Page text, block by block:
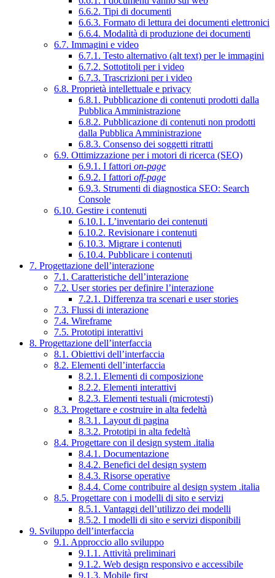
6.6.2. Tipi di documenti
6.6.3. Formato di lettura dei documenti elettronici
6.6.4. Modalità di produzione dei documenti
6.7. Immagini e video
6.7.1. Testo alternativo (alt text) per le immagini
6.7.2. Sottotitoli per i video
6.7.3. Trascrizioni per i video
6.8. Proprietà intellettuale e privacy
6.8.1. Pubblicazione di contenuti prodotti dalla
Pubblica Amministrazione
6.8.2. Pubblicazione di contenuti non prodotti
dalla Pubblica Amministrazione
6.8.3. Consenso dei soggetti ritratti
6.9. Ottimizzazione per i motori di ricerca (SEO)
6.9.1. I fattori on-page
6.9.2. I fattori off-page
6.9.3. Strumenti di diagnostica SEO: Search
Console
6.10. Gestire i contenuti
6.10.1. L’inventario dei contenuti
6.10.2. Revisionare i contenuti
6.10.3. Migrare i contenuti
6.10.4. Pubblicare i contenuti
7. Progettazione dell’interazione
7.1. Caratteristiche dell’interazione
7.2. User stories per definire l’interazione
7.2.1. Differenza tra scenari e user stories
7.3. Flussi di interazione
7.4. Wireframe
7.5. Prototipi interattivi
8. Progettazione dell’interfaccia
8.1. Obiettivi dell’interfaccia
8.2. Elementi dell’interfaccia
8.2.1. Elementi di composizione
8.2.2. Elementi interattivi
8.2.3. Elementi testuali (microtesti)
8.3. Progettare e costruire in alta fedeltà
8.3.1. Layout di pagina
8.3.2. Prototipi in alta fedeltà
8.4. Progettare con il design system .italia
8.4.1. Documentazione
8.4.2. Benefici del design system
8.4.3. Risorse operative
8.4.4. Come contribuire al design system .italia
8.5. Progettare con i modelli di sito e servizi
8.5.1. Vantaggi dell’utilizzo dei modelli
8.5.2. I modelli di sito e servizi disponibili
9. Sviluppo dell’interfaccia
9.1. Approccio allo sviluppo
9.1.1. Attività preliminari
9.1.2. Web design responsivo e accessibile
9.1.3. Mobile first